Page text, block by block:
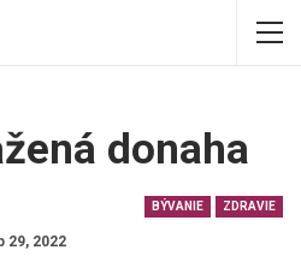
donaha
BÝVANIE ZDRAVIE
29, 2022